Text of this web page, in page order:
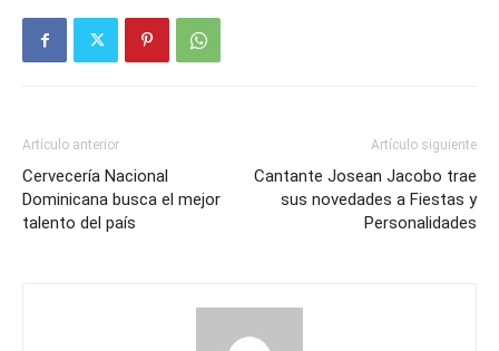
Artículo anterior
Cervecería Nacional
Dominicana busca el mejor
talento del país
Artículo siguiente
Cantante Josean Jacobo trae
sus novedades a Fiestas y
Personalidades